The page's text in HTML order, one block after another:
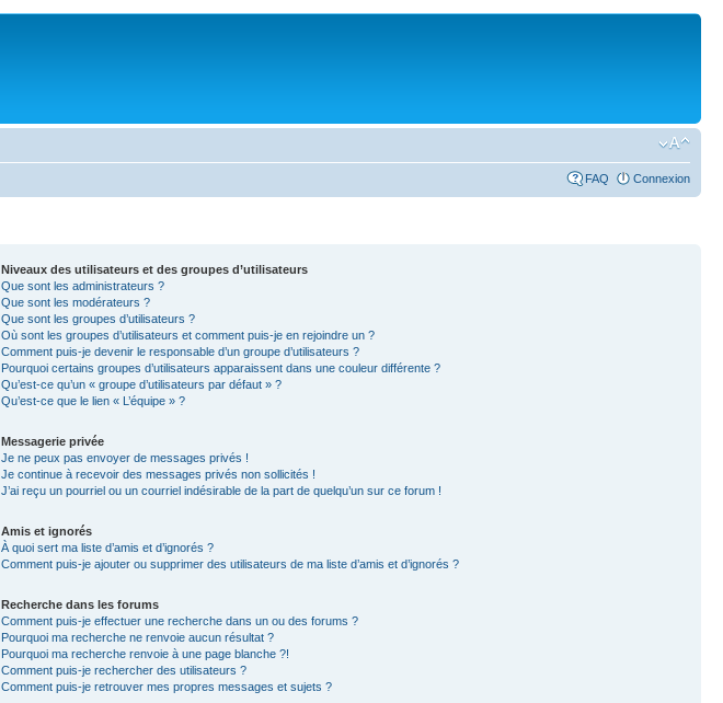
FAQ Connexion
Niveaux des utilisateurs et des groupes d’utilisateurs
Que sont les administrateurs ?
Que sont les modérateurs ?
Que sont les groupes d’utilisateurs ?
Où sont les groupes d’utilisateurs et comment puis-je en rejoindre un ?
Comment puis-je devenir le responsable d’un groupe d’utilisateurs ?
Pourquoi certains groupes d’utilisateurs apparaissent dans une couleur différente ?
Qu’est-ce qu’un « groupe d’utilisateurs par défaut » ?
Qu’est-ce que le lien « L’équipe » ?
Messagerie privée
Je ne peux pas envoyer de messages privés !
Je continue à recevoir des messages privés non sollicités !
J’ai reçu un pourriel ou un courriel indésirable de la part de quelqu’un sur ce forum !
Amis et ignorés
À quoi sert ma liste d’amis et d’ignorés ?
Comment puis-je ajouter ou supprimer des utilisateurs de ma liste d’amis et d’ignorés ?
Recherche dans les forums
Comment puis-je effectuer une recherche dans un ou des forums ?
Pourquoi ma recherche ne renvoie aucun résultat ?
Pourquoi ma recherche renvoie à une page blanche ?!
Comment puis-je rechercher des utilisateurs ?
Comment puis-je retrouver mes propres messages et sujets ?